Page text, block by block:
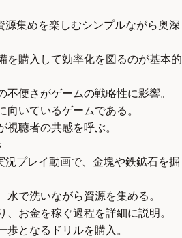
源集めを楽しむシンプルながら奥深
を購入して効率化を図るのが基本的
便さがゲームの戦略性に影響。
いているゲームである。
聴者の共感を呼ぶ。
プレイ動画で、金塊や鉄鉱石を掘
で洗いながら資源を集める。
お金を稼ぐ過程を詳細に説明。
となるドリルを購入。